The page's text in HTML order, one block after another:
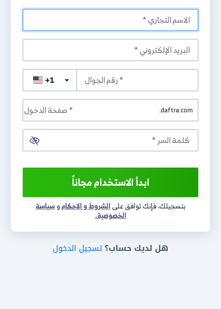
هل لديك حساب؟ تسجيل الدخول
+1
.daftra.com
ابدأ الاستخدام مجاناً
بتسجيلك، فإنك توافق علىالشروط و الاحكاموسياسة
الخصوصية.